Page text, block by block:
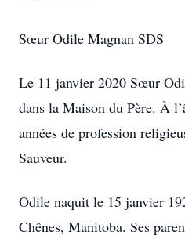
Sœur Odile Magnan SDS
Le 11 janvier 2020 Sœur
dans la Maison du Père. À
années de profession
Sauveur.
Odile naquit le 15 janvier
Chênes, Manitoba. Ses